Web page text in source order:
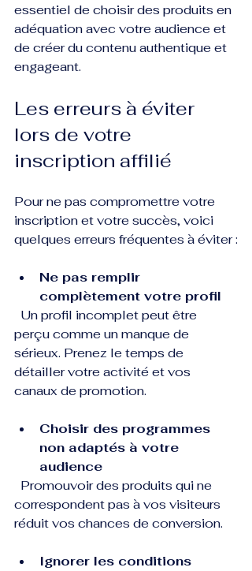
essentiel de choisir des produits en
adéquation avec votre audience et
de créer du contenu authentique et
engageant.
Les erreurs à éviter
lors de votre
inscription affilié
Pour ne pas compromettre votre
inscription et votre succès, voici
quelques erreurs fréquentes à éviter :
Ne pas remplir
complètement votre profil
perçu comme un manque de
sérieux. Prenez le temps de
détailler votre activité et vos
canaux de promotion.
Choisir des programmes
non adaptés à votre
audience
correspondent pas à vos visiteurs
réduit vos chances de conversion.
Ignorer les conditions